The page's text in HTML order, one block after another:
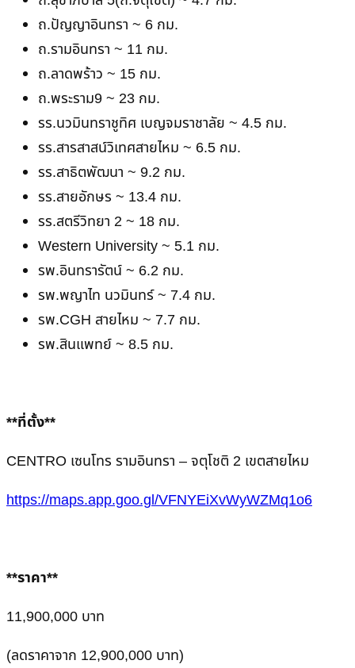
ถ.ปัญญาอินทรา ~ 6 กม.
ถ.รามอินทรา ~ 11 กม.
ถ.ลาดพร้าว ~ 15 กม.
ถ.พระราม9 ~ 23 กม.
รร.นวมินทราชูทิศ เบญจมราชาลัย ~ 4.5 กม.
รร.สารสาสน์วิเทศสายไหม ~ 6.5 กม.
รร.สาธิตพัฒนา ~ 9.2 กม.
รร.สายอักษร ~ 13.4 กม.
รร.สตรีวิทยา 2 ~ 18 กม.
Western University ~ 5.1 กม.
รพ.อินทรารัตน์ ~ 6.2 กม.
รพ.พญาไท นวมินทร์ ~ 7.4 กม.
รพ.CGH สายไหม ~ 7.7 กม.
รพ.สินแพทย์ ~ 8.5 กม.
**ที่ตั้ง**
CENTRO เซนโทร รามอินทรา – จตุโชติ 2 เขตสายไหม
https://maps.app.goo.gl/VFNYEiXvWyWZMq1o6
**ราคา**
11,900,000 บาท
(ลดราคาจาก 12,900,000 บาท)